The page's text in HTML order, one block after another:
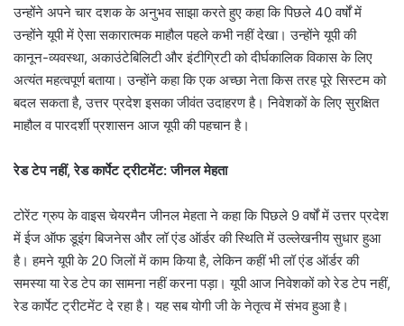
उन्होंने अपने चार दशक के अनुभव साझा करते हुए कहा कि पिछले 40 वर्षों में
उन्होंने यूपी में ऐसा सकारात्मक माहौल पहले कभी नहीं देखा। उन्होंने यूपी की
कानून-व्यवस्था, अकाउंटेबिलिटी और इंटीग्रिटी को दीर्घकालिक विकास के लिए
अत्यंत महत्वपूर्ण बताया। उन्होंने कहा कि एक अच्छा नेता किस तरह पूरे सिस्टम को
बदल सकता है, उत्तर प्रदेश इसका जीवंत उदाहरण है। निवेशकों के लिए सुरक्षित
माहौल व पारदर्शी प्रशासन आज यूपी की पहचान है।
रेड टेप नहीं, रेड कार्पेट ट्रीटमेंट: जीनल मेहता
टोरेंट ग्रुप के वाइस चेयरमैन जीनल मेहता ने कहा कि पिछले 9 वर्षों में उत्तर प्रदेश
में ईज ऑफ डूइंग बिजनेस और लॉ एंड ऑर्डर की स्थिति में उल्लेखनीय सुधार हुआ
है। हमने यूपी के 20 जिलों में काम किया है, लेकिन कहीं भी लॉ एंड ऑर्डर की
समस्या या रेड टेप का सामना नहीं करना पड़ा। यूपी आज निवेशकों को रेड टेप नहीं,
रेड कार्पेट ट्रीटमेंट दे रहा है। यह सब योगी जी के नेतृत्व में संभव हुआ है।